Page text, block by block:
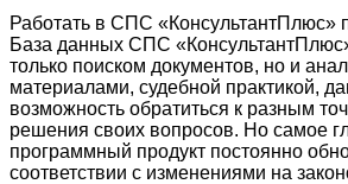
Работать в СПС «КонсультантПлюс»
База данных СПС
только поиском документов, но и
материалами, судебной практикой,
возможность обратиться к разным
решения своих вопросов. Но самое
программный продукт постоянно
соответствии с изменениями на